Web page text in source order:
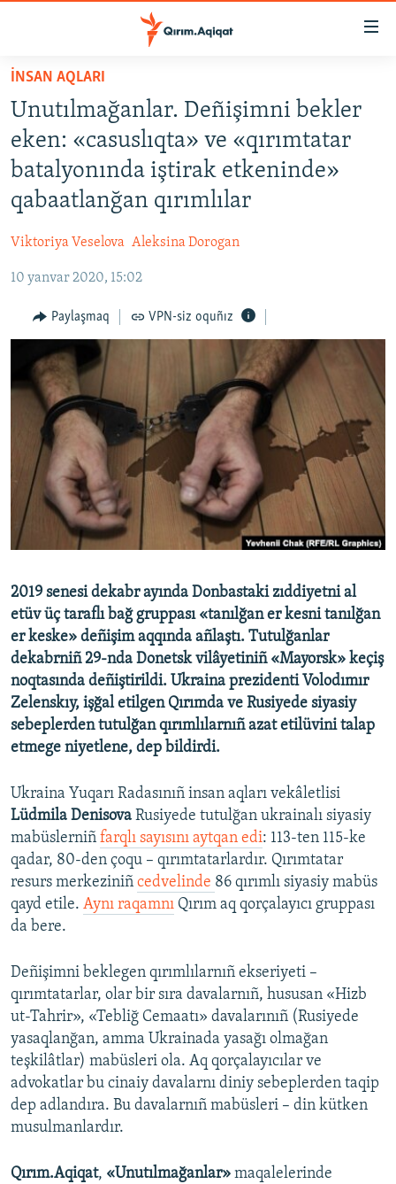
Esas
qaytmaq
Baş
navigatsiyağa
qaytmaq
Qıdıruvğa
HABERLER
SİYASET
İQTİSADİYAT
CEMİYET
İNSAN AQLARI
VİDEO
SÜRET
BLOGLAR
FİKİR
Русский
Українською
QOŞULIÑIZ!
RFE/RS bütün saytları
İNSAN AQLARI
Unutılmağanlar. Deñişimni bekler
eken: «casuslıqta» ve «qırımtatar
batalyonında iştirak etkeninde»
qabaatlanğan qırımlılar
Viktoriya Veselova Aleksina Dorogan
10 yanvar 2020, 15:02
Paylaşmaq VPN-siz oquñız
2019 senesi dekabr ayında Donbastaki zıddiyetni al
etüv üç taraflı bağ gruppası «tanılğan er kesni tanılğan
er keske» deñişim aqqında añlaştı. Tutulğanlar
dekabrniñ 29-nda Donetsk vilâyetiniñ «Mayorsk» keçiş
noqtasında deñiştirildi. Ukraina prezidenti Volodımır
Zelenskıy, işğal etilgen Qırımda ve Rusiyede siyasiy
sebeplerden tutulğan qırımlılarnıñ azat etilüvini talap
etmege niyetlene, dep bildirdi.
Ukraina Yuqarı Radasınıñ insan aqları vekâletlisi
Lüdmila Denisova Rusiyede tutulğan ukrainalı siyasiy
mabüslerniñ farqlı sayısını aytqan edi: 113-ten 115-ke
qadar, 80-den çoqu – qırımtatarlardır. Qırımtatar
resurs merkeziniñ cedvelinde 86 qırımlı siyasiy mabüs
qayd etile. Aynı raqamnı Qırım aq qorçalayıcı gruppası
da bere.
Deñişimni beklegen qırımlılarnıñ ekseriyeti –
qırımtatarlar, olar bir sıra davalarnıñ, hususan «Hizb
ut-Tahrir», «Tebliğ Cemaatı» davalarınıñ (Rusiyede
yasaqlanğan, amma Ukrainada yasağı olmağan
teşkilâtlar) mabüsleri ola. Aq qorçalayıcılar ve
advokatlar bu cinaiy davalarnı diniy sebeplerden taqip
dep adlandıra. Bu davalarnıñ mabüsleri – din kütken
musulmanlardır.
Qırım.Aqiqat, «Unutılmağanlar» maqalelerinde